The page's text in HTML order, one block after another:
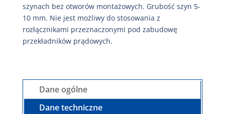
szynach bez otworów montażowych. Grubość szyn 5-
10 mm. Nie jest możliwy do stosowania z
rozłącznikami przeznaczonymi pod zabudowę
przekładników prądowych.
Dane ogólne
Dane techniczne